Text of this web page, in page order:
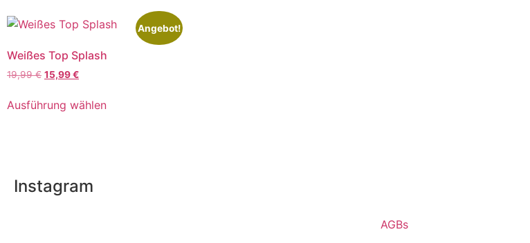
Angebot!
Weißes Top Splash
19,99€ 15,99€
Ausführung wählen
Instagram
AGBs